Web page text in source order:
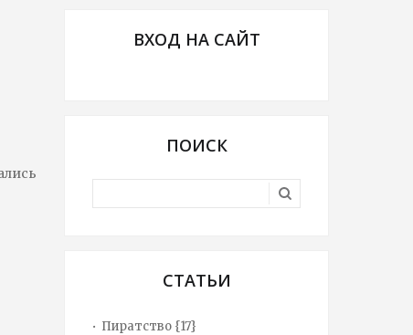
ВХОД НА САЙТ
ПОИСК
СТАТЬИ
Пиратство {17}